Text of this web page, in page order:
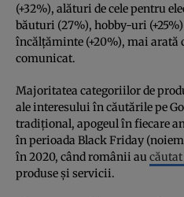
(+32%), alături de cele pentru
băuturi (27%), hobby-uri
încălțăminte (+20%), mai
comunicat.
Majoritatea categoriilor de
ale interesului în căutările pe
tradițional, apogeul în fiecare
în perioada Black Friday
în 2020, când românii au căutat
produse și servicii.